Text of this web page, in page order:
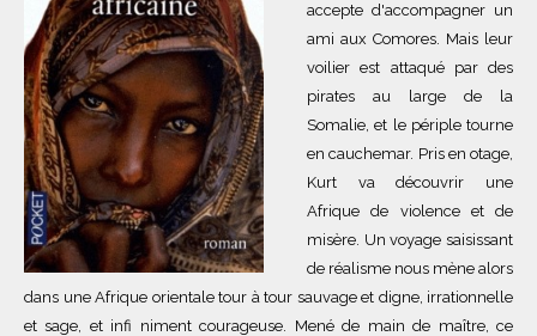
accepte d'accompagner un
ami aux Comores. Mais leur
voilier est attaqué par des
pirates au large de la
Somalie, et le périple tourne
en cauchemar. Pris en otage,
Kurt va découvrir une
Afrique de violence et de
misère. Un voyage saisissant
de réalisme nous mène alors
dans une Afrique orientale tour à tour sauvage et digne, irrationnelle
et sage, et infi niment courageuse. Mené de main de maître, ce